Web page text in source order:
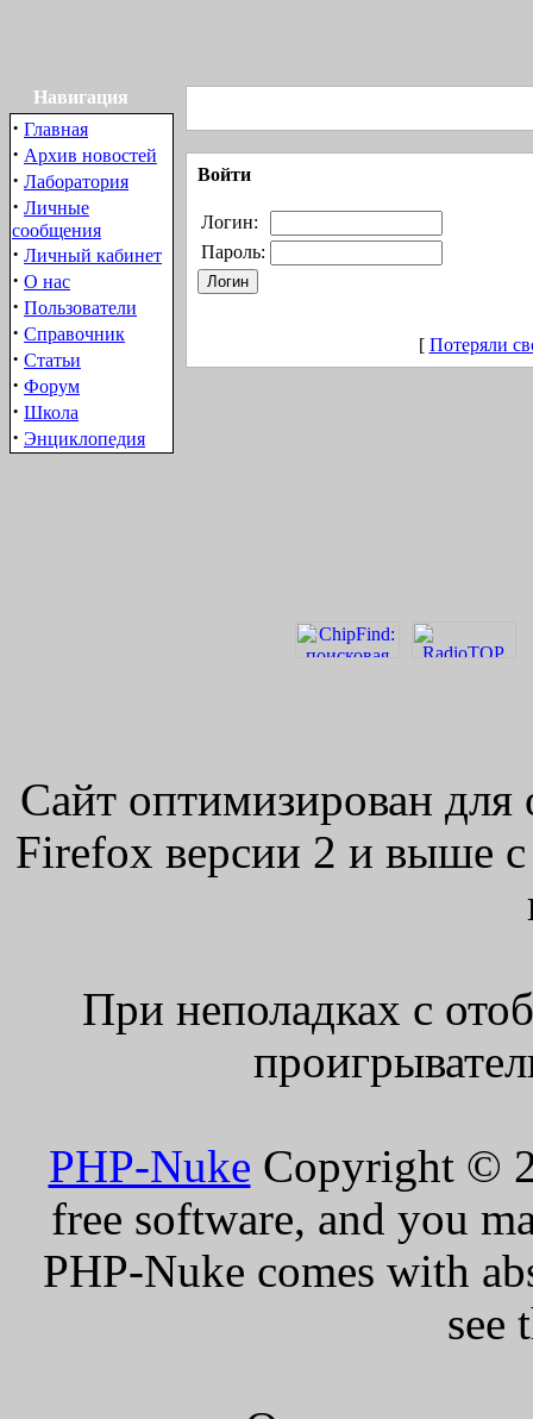
Навигация
· Главная
· Архив новостей
· Лаборатория
· Личные
сообщения
· Личный кабинет
· О нас
· Пользователи
· Справочник
· Статьи
· Форум
· Школа
· Энциклопедия
Войти
Логин:
Пароль:
[ Потеряли
Сайт оптимизирован для
Firefox версии 2 и выше
При неполадках с
PHP-Nuke Copyright ©
free software, and you
PHP-Nuke comes with
see